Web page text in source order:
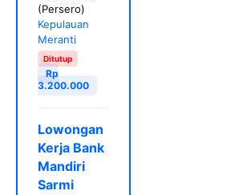
(Persero)
Kepulauan
Meranti
Ditutup
Rp
3.200.000
Lowongan
Kerja Bank
Mandiri
Sarmi